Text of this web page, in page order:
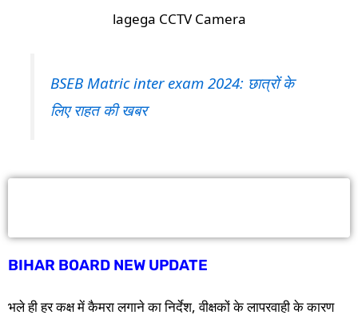
lagega CCTV Camera
BSEB Matric inter exam 2024: छात्रों के
लिए राहत की खबर
BIHAR BOARD NEW UPDATE
भले ही हर कक्ष में कैमरा लगाने का निर्देश, वीक्षकों के लापरवाही के कारण